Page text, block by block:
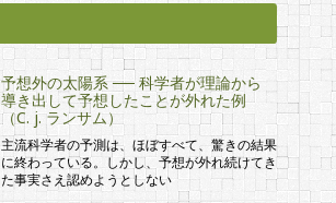
予想外の太陽系 ── 科学者が理論から
導き出して予想したことが外れた例
（C. j. ランサム）
主流科学者の予測は、ほぼすべて、驚きの結果
に終わっている。しかし、予想が外れ続けてき
た事実さえ認めようとしない